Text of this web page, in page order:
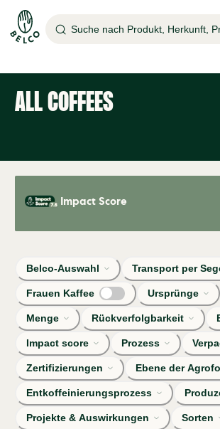
Suche nach Produkt, Herkunft,
ALL COFFEES
Impact Score
Belco-Auswahl Transport per
Frauen Kaffee Ursprünge
Menge Rückverfolgbarkeit
Impact score Prozess
Zertifizierungen Ebene der
Entkoffeinierungsprozess
Projekte & Auswirkungen Sorten